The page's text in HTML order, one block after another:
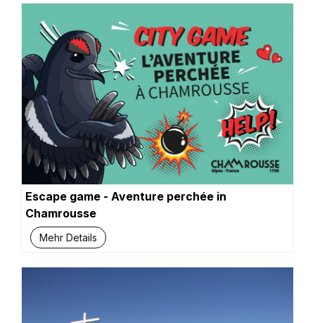
Escape game - Aventure perchée in
Chamrousse
Mehr Details